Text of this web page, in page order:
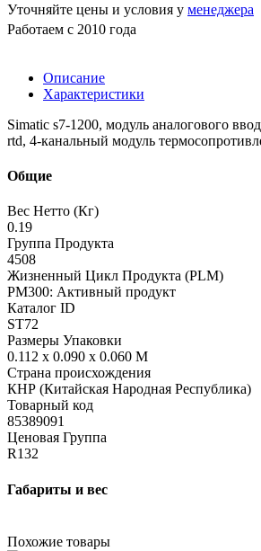
Уточняйте цены и условия у менеджера
Работаем с 2010 года
Описание
Характеристики
Simatic s7-1200, модуль аналогового
rtd, 4-канальный модуль
Общие
Вес Нетто (Кг)
0.19
Группа Продукта
4508
Жизненный Цикл Продукта (PLM)
PM300: Активный продукт
Каталог ID
ST72
Размеры Упаковки
0.112 x 0.090 x 0.060 M
Страна происхождения
КНР (Китайская Народная Республика)
Товарный код
85389091
Ценовая Группа
R132
Габариты и вес
Похожие товары